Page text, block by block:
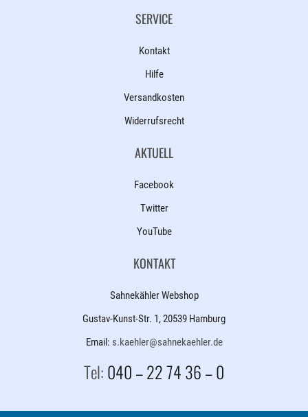
SERVICE
Kontakt
Hilfe
Versandkosten
Widerrufsrecht
AKTUELL
Facebook
Twitter
YouTube
KONTAKT
Sahnekähler Webshop
Gustav-Kunst-Str. 1, 20539 Hamburg
Email: s.kaehler@sahnekaehler.de
Tel:040 – 22 74 36 – 0